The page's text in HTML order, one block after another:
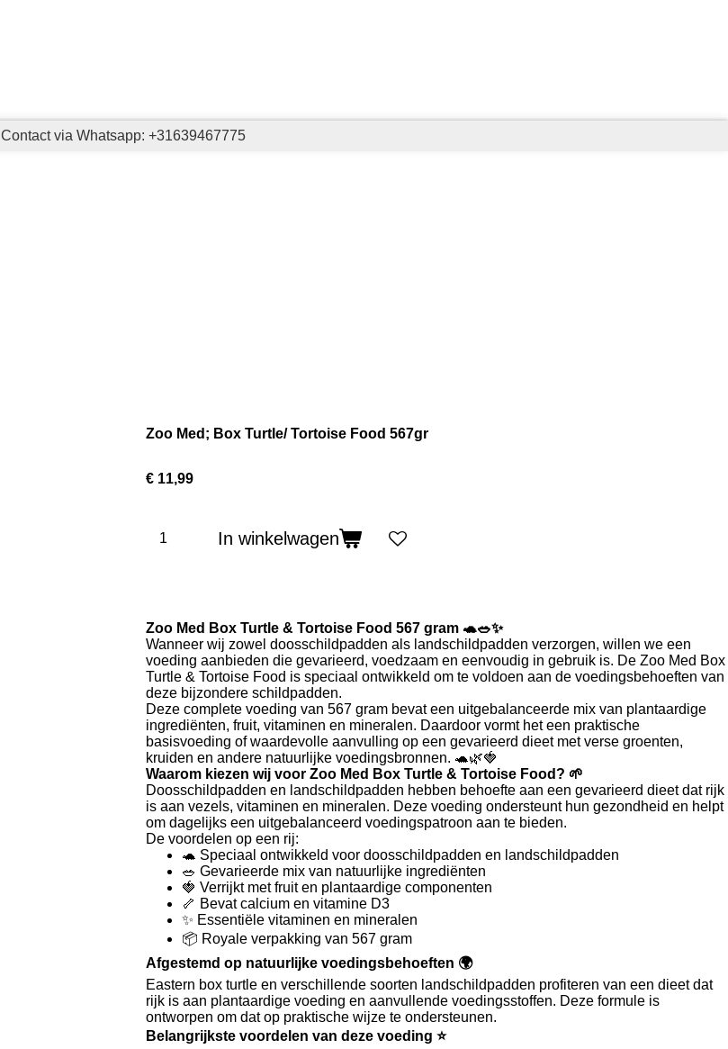
Contact via Whatsapp: +31639467775
Zoo Med; Box Turtle/ Tortoise Food 567gr
€ 11,99
In winkelwagen
Zoo Med Box Turtle & Tortoise Food 567 gram 🐢🥗✨
Wanneer wij zowel doosschildpadden als landschildpadden verzorgen, willen we een
voeding aanbieden die gevarieerd, voedzaam en eenvoudig in gebruik is. De Zoo Med Box
Turtle & Tortoise Food is speciaal ontwikkeld om te voldoen aan de voedingsbehoeften van
deze bijzondere schildpadden.
Deze complete voeding van 567 gram bevat een uitgebalanceerde mix van plantaardige
ingrediënten, fruit, vitaminen en mineralen. Daardoor vormt het een praktische
basisvoeding of waardevolle aanvulling op een gevarieerd dieet met verse groenten,
kruiden en andere natuurlijke voedingsbronnen. 🐢🌿🍓
Waarom kiezen wij voor Zoo Med Box Turtle & Tortoise Food? 🌱
Doosschildpadden en landschildpadden hebben behoefte aan een gevarieerd dieet dat rijk
is aan vezels, vitaminen en mineralen. Deze voeding ondersteunt hun gezondheid en helpt
om dagelijks een uitgebalanceerd voedingspatroon aan te bieden.
De voordelen op een rij:
🐢 Speciaal ontwikkeld voor doosschildpadden en landschildpadden
🥗 Gevarieerde mix van natuurlijke ingrediënten
🍓 Verrijkt met fruit en plantaardige componenten
🦴 Bevat calcium en vitamine D3
✨ Essentiële vitaminen en mineralen
📦 Royale verpakking van 567 gram
Afgestemd op natuurlijke voedingsbehoeften 🌍
Eastern box turtle en verschillende soorten landschildpadden profiteren van een dieet dat
rijk is aan plantaardige voeding en aanvullende voedingsstoffen. Deze formule is
ontworpen om dat op praktische wijze te ondersteunen.
Belangrijkste voordelen van deze voeding ⭐